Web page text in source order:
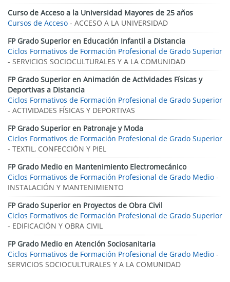
Curso de Acceso a la Universidad Mayores de 25 años
Cursos de Acceso - ACCESO A LA UNIVERSIDAD
FP Grado Superior en Educación Infantil a Distancia
Ciclos Formativos de Formación Profesional de Grado Superior
- SERVICIOS SOCIOCULTURALES Y A LA COMUNIDAD
FP Grado Superior en Animación de Actividades Físicas y
Deportivas a Distancia
Ciclos Formativos de Formación Profesional de Grado Superior
- ACTIVIDADES FÍSICAS Y DEPORTIVAS
FP Grado Superior en Patronaje y Moda
Ciclos Formativos de Formación Profesional de Grado Superior
- TEXTIL, CONFECCIÓN Y PIEL
FP Grado Medio en Mantenimiento Electromecánico
Ciclos Formativos de Formación Profesional de Grado Medio -
INSTALACIÓN Y MANTENIMIENTO
FP Grado Superior en Proyectos de Obra Civil
Ciclos Formativos de Formación Profesional de Grado Superior
- EDIFICACIÓN Y OBRA CIVIL
FP Grado Medio en Atención Sociosanitaria
Ciclos Formativos de Formación Profesional de Grado Medio -
SERVICIOS SOCIOCULTURALES Y A LA COMUNIDAD